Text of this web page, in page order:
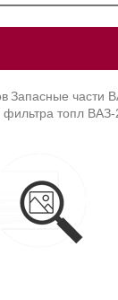
Запасные части
фильтра топл